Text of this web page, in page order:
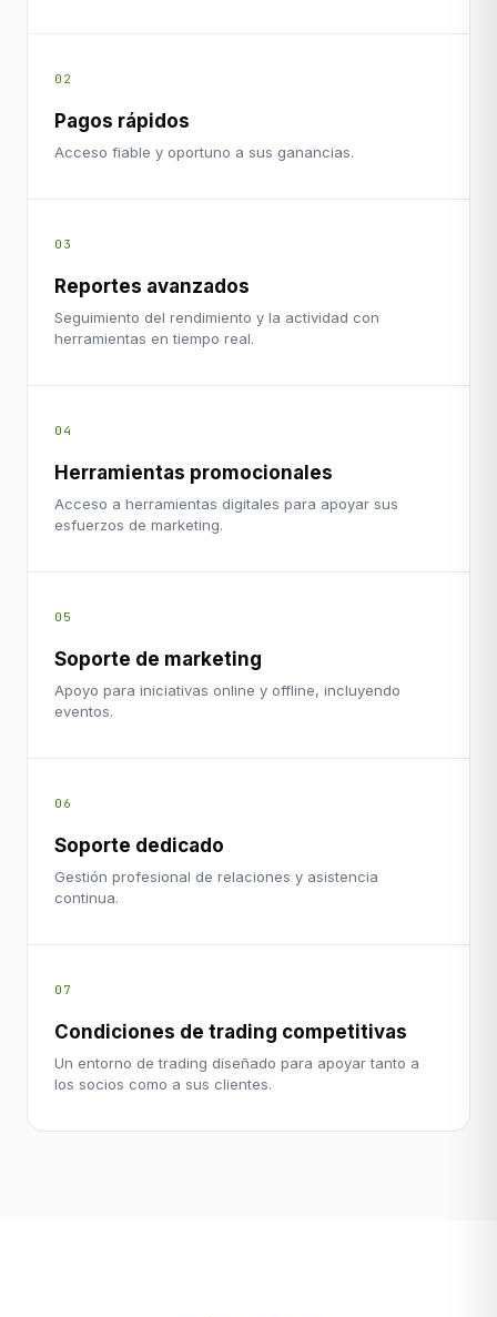
02
Pagos rápidos
Acceso fiable y oportuno a sus ganancias.
03
Reportes avanzados
Seguimiento del rendimiento y la actividad con
herramientas en tiempo real.
04
Herramientas promocionales
Acceso a herramientas digitales para apoyar sus
esfuerzos de marketing.
05
Soporte de marketing
Apoyo para iniciativas online y offline, incluyendo
eventos.
06
Soporte dedicado
Gestión profesional de relaciones y asistencia
continua.
07
Condiciones de trading competitivas
Un entorno de trading diseñado para apoyar tanto a
los socios como a sus clientes.